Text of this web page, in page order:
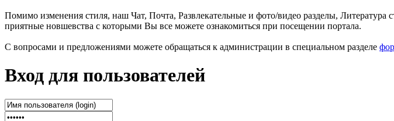
Помимо изменения стиля, наш Чат, Почта, Развлекательные и фото/видео разделы,
приятные новшевства с которыми Вы все можете ознакомиться при посещении портала.
С вопросами и предложениями можете обращаться к администрации в специальном разделе
Вход для пользователей